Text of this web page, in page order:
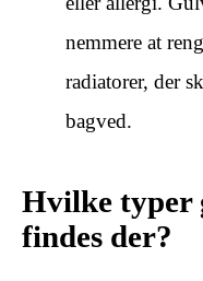
nemmere at
radiatorer, der
bagved.
Hvilke typer
findes der?